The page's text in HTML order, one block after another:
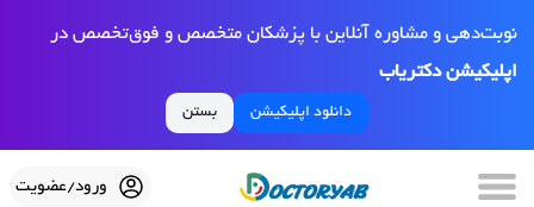
نوبت‌دهی و مشاوره آنلاین با پزشکان متخصص و فوق‌تخصص در
اپلیکیشن دکتریاب
دانلود اپلیکیشن بستن
ورود/عضویت